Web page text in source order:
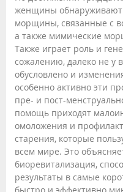
женщины
морщины, связанные с
а также мимические
Также играет роль и
сожалению, далеко не у
обусловлено и
особенно активно эти
пре- и пост-
помощь приходят
омоложения и
старения, которые
всем мире. Это
биоревитализация,
результаты в самые